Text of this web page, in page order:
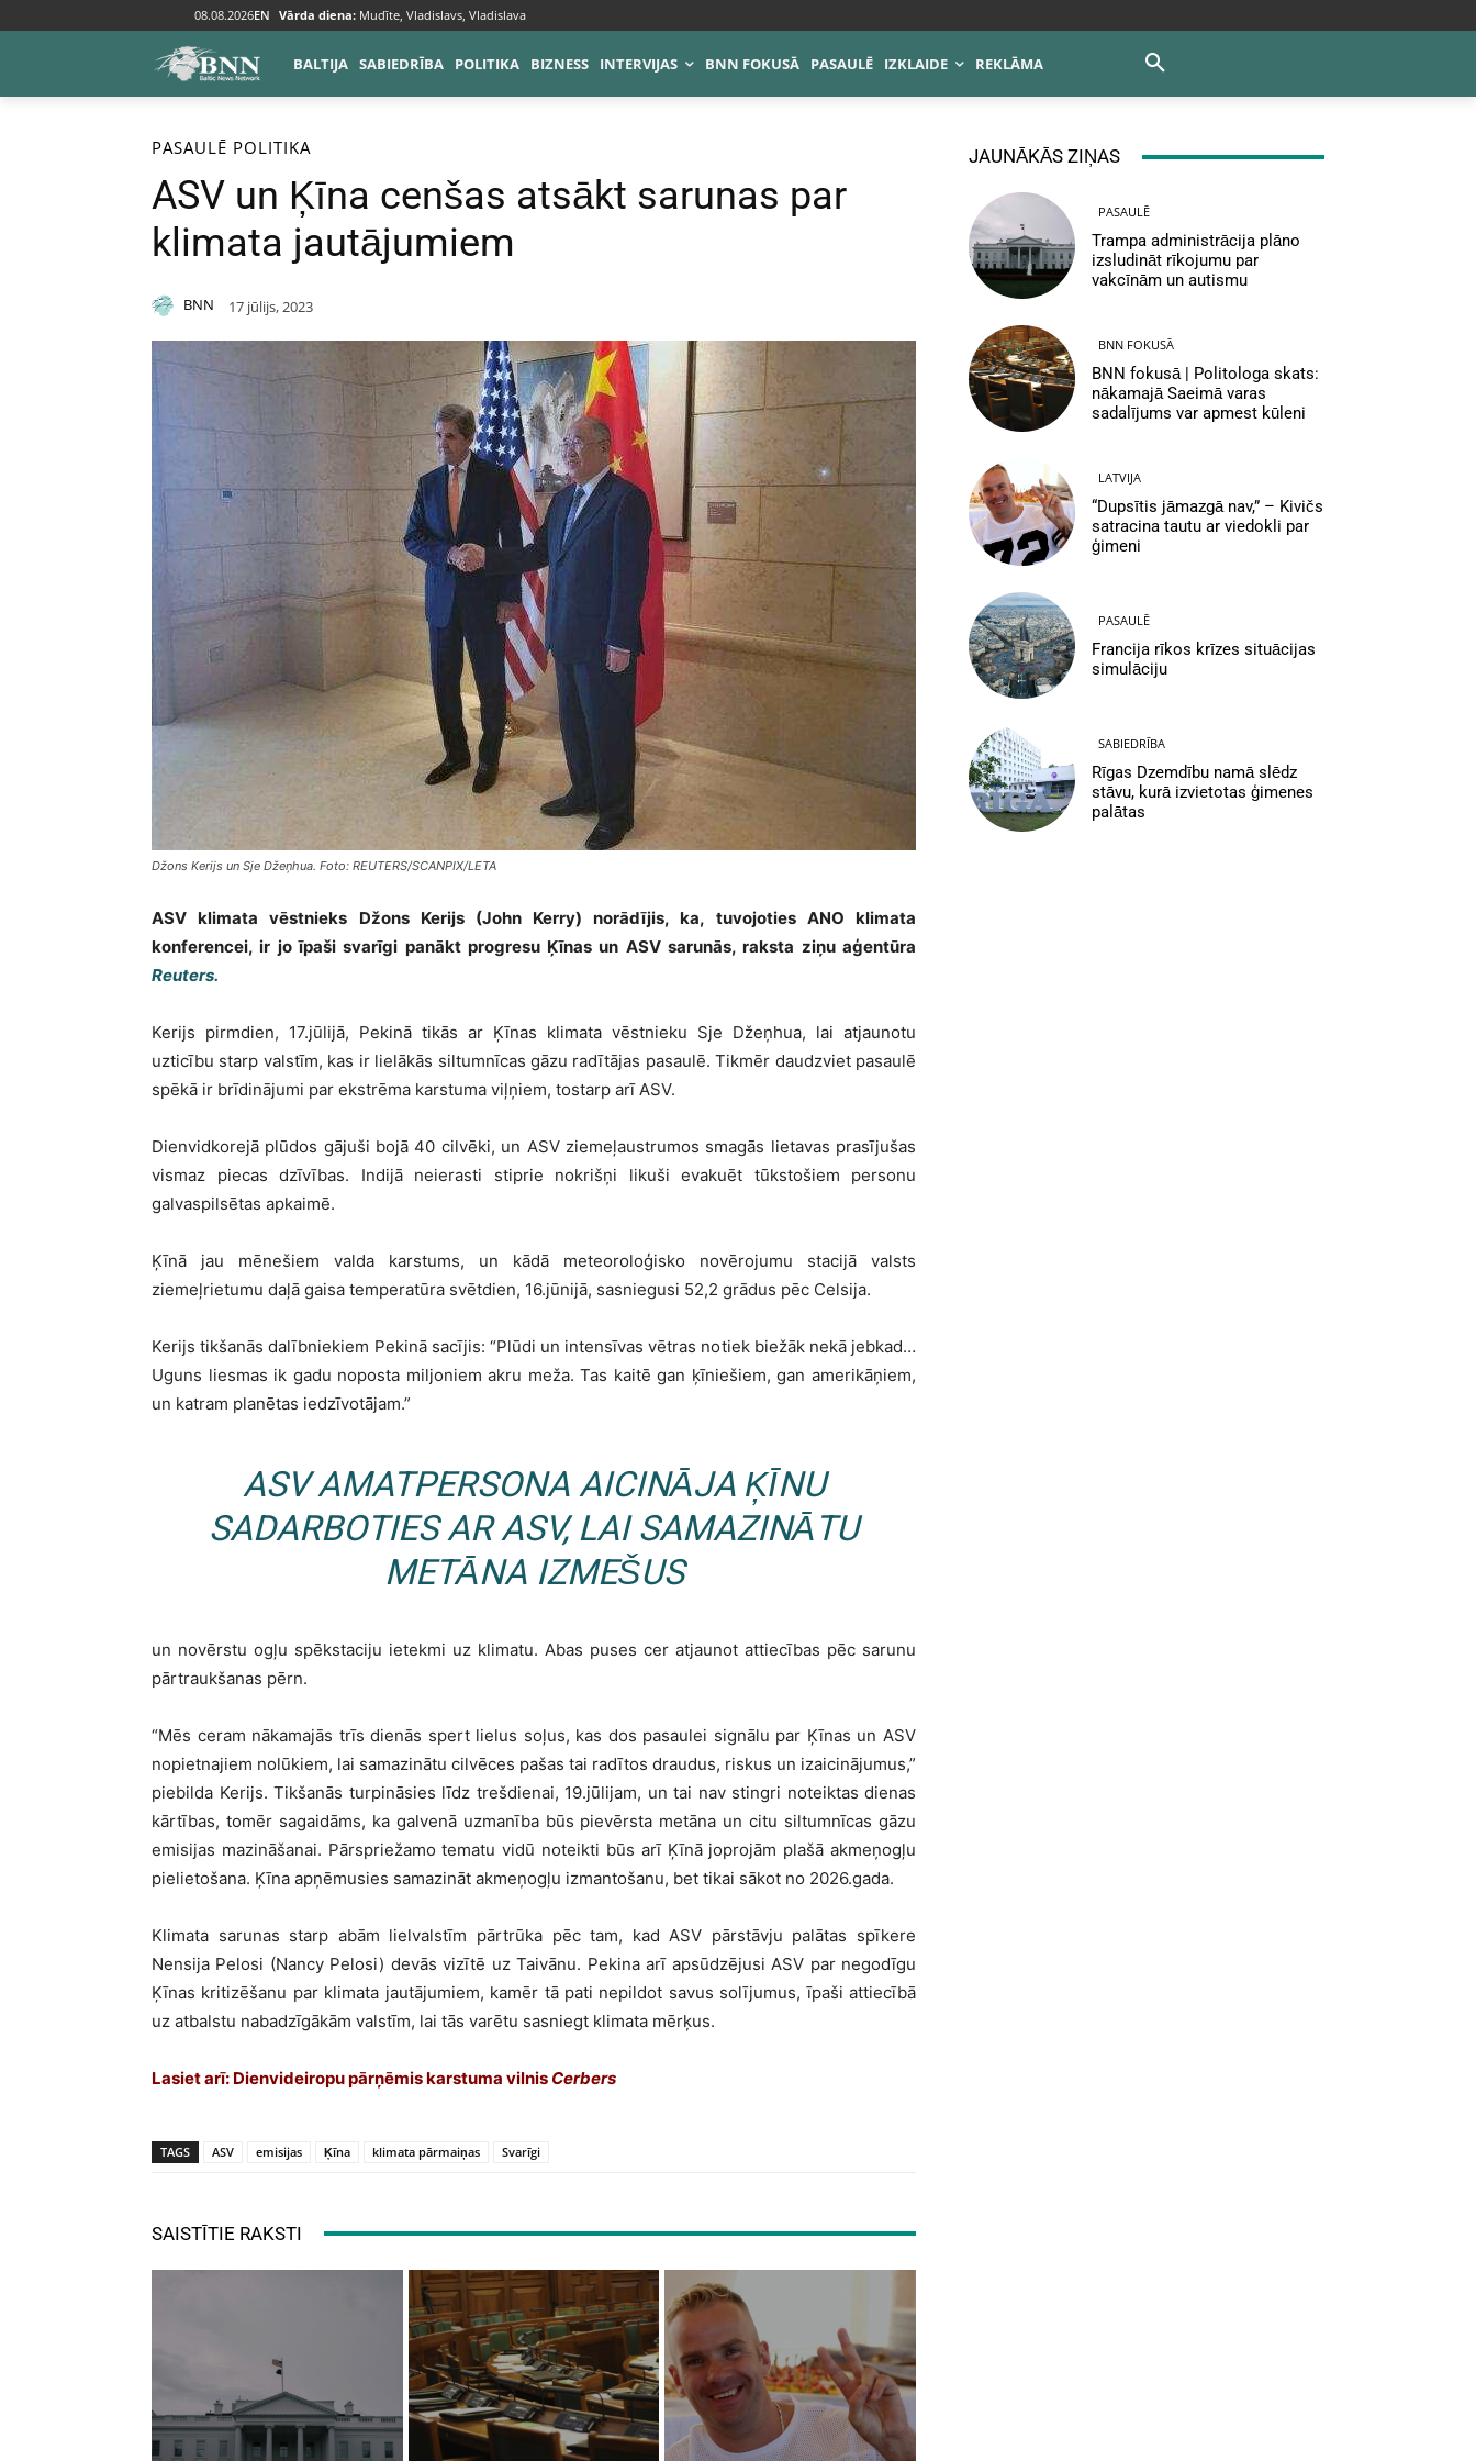
08.08.2026EN Vārda diena: Mudīte, Vladislavs, Vladislava
BALTIJA SABIEDRĪBA POLITIKA BIZNESS INTERVIJAS BNN FOKUSĀ PASAULĒ IZKLAIDE REKLĀMA
Sākums Pasaulē
PASAULĒ POLITIKA
ASV un Ķīna cenšas atsākt sarunas par
klimata jautājumiem
BNN 17 jūlijs, 2023
Džons Kerijs un Sje Džeņhua. Foto: REUTERS/SCANPIX/LETA
ASV klimata vēstnieks Džons Kerijs (John Kerry) norādījis, ka, tuvojoties ANO klimata
konferencei, ir jo īpaši svarīgi panākt progresu Ķīnas un ASV sarunās, raksta ziņu aģentūra
Reuters.
Kerijs pirmdien, 17.jūlijā, Pekinā tikās ar Ķīnas klimata vēstnieku Sje Džeņhua, lai atjaunotu
uzticību starp valstīm, kas ir lielākās siltumnīcas gāzu radītājas pasaulē. Tikmēr daudzviet pasaulē
spēkā ir brīdinājumi par ekstrēma karstuma viļņiem, tostarp arī ASV.
Dienvidkorejā plūdos gājuši bojā 40 cilvēki, un ASV ziemeļaustrumos smagās lietavas prasījušas
vismaz piecas dzīvības. Indijā neierasti stiprie nokrišņi likuši evakuēt tūkstošiem personu
galvaspilsētas apkaimē.
Ķīnā jau mēnešiem valda karstums, un kādā meteoroloģisko novērojumu stacijā valsts
ziemeļrietumu daļā gaisa temperatūra svētdien, 16.jūnijā, sasniegusi 52,2 grādus pēc Celsija.
Kerijs tikšanās dalībniekiem Pekinā sacījis: “Plūdi un intensīvas vētras notiek biežāk nekā jebkad…
Uguns liesmas ik gadu noposta miljoniem akru meža. Tas kaitē gan ķīniešiem, gan amerikāņiem,
un katram planētas iedzīvotājam.”
ASV AMATPERSONA AICINĀJA ĶĪNU
SADARBOTIES AR ASV, LAI SAMAZINĀTU
METĀNA IZMEŠUS
un novērstu ogļu spēkstaciju ietekmi uz klimatu. Abas puses cer atjaunot attiecības pēc sarunu
pārtraukšanas pērn.
“Mēs ceram nākamajās trīs dienās spert lielus soļus, kas dos pasaulei signālu par Ķīnas un ASV
nopietnajiem nolūkiem, lai samazinātu cilvēces pašas tai radītos draudus, riskus un izaicinājumus,”
piebilda Kerijs. Tikšanās turpināsies līdz trešdienai, 19.jūlijam, un tai nav stingri noteiktas dienas
kārtības, tomēr sagaidāms, ka galvenā uzmanība būs pievērsta metāna un citu siltumnīcas gāzu
emisijas mazināšanai. Pārspriežamo tematu vidū noteikti būs arī Ķīnā joprojām plašā akmeņogļu
pielietošana. Ķīna apņēmusies samazināt akmeņogļu izmantošanu, bet tikai sākot no 2026.gada.
Klimata sarunas starp abām lielvalstīm pārtrūka pēc tam, kad ASV pārstāvju palātas spīkere
Nensija Pelosi (Nancy Pelosi) devās vizītē uz Taivānu. Pekina arī apsūdzējusi ASV par negodīgu
Ķīnas kritizēšanu par klimata jautājumiem, kamēr tā pati nepildot savus solījumus, īpaši attiecībā
uz atbalstu nabadzīgākām valstīm, lai tās varētu sasniegt klimata mērķus.
Lasiet arī: Dienvideiropu pārņēmis karstuma vilnis Cerbers
TAGS ASV emisijas Ķīna klimata pārmaiņas Svarīgi
SAISTĪTIE RAKSTI
JAUNĀKĀS ZIŅAS
PASAULĒ
Trampa administrācija plāno
izsludināt rīkojumu par
vakcīnām un autismu
BNN FOKUSĀ
BNN fokusā | Politologa skats:
nākamajā Saeimā varas
sadalījums var apmest kūleni
LATVIJA
“Dupsītis jāmazgā nav,” – Kivičs
satracina tautu ar viedokli par
ģimeni
PASAULĒ
Francija rīkos krīzes situācijas
simulāciju
SABIEDRĪBA
Rīgas Dzemdību namā slēdz
stāvu, kurā izvietotas ģimenes
palātas